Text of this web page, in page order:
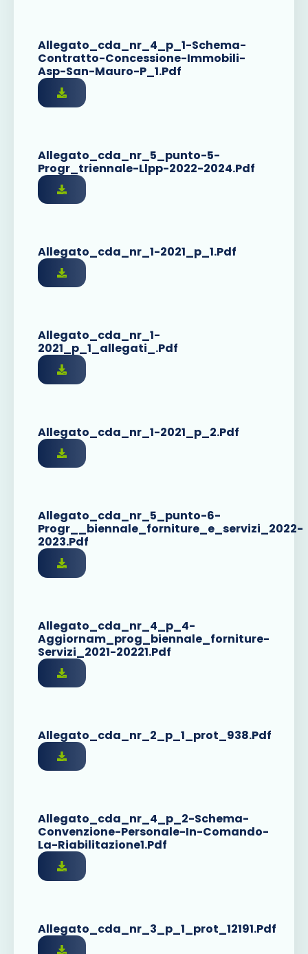
Allegato_cda_nr_4_p_1-Schema-
Contratto-Concessione-Immobili-
Asp-San-Mauro-P_1.pdf
Allegato_cda_nr_5_punto-5-
Progr_triennale-Llpp-2022-2024.pdf
Allegato_cda_nr_1-2021_p_1.pdf
Allegato_cda_nr_1-
2021_p_1_allegati_.pdf
Allegato_cda_nr_1-2021_p_2.pdf
Allegato_cda_nr_5_punto-6-
Progr__biennale_forniture_e_servizi_2022-
2023.pdf
Allegato_cda_nr_4_p_4-
Aggiornam_prog_biennale_forniture-
Servizi_2021-20221.pdf
Allegato_cda_nr_2_p_1_prot_938.pdf
Allegato_cda_nr_4_p_2-Schema-
Convenzione-Personale-In-Comando-
La-Riabilitazione1.pdf
Allegato_cda_nr_3_p_1_prot_12191.pdf